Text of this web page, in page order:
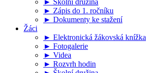
► Školní družina
► Zápis do 1. ročníku
► Dokumenty ke stažení
Žáci
► Elektronická žákovská knížka
► Fotogalerie
► Videa
► Rozvrh hodin